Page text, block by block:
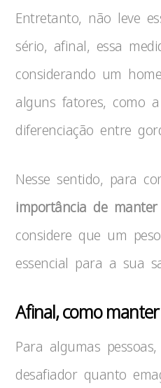
Entretanto, não leve
sério, afinal, essa
considerando um
alguns fatores, como
diferenciação entre
Nesse sentido, para
importância de
considere que um
essencial para a sua
Afinal, como
Para algumas
desafiador quanto